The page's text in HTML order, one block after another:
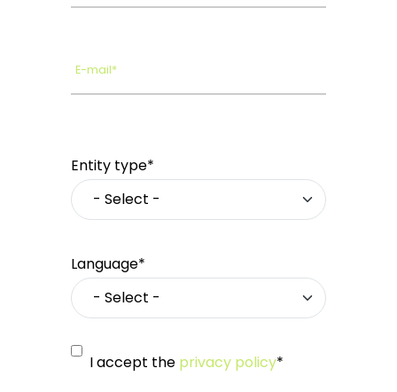
E-mail*
Entity type*
Language*
I accept the privacy policy*